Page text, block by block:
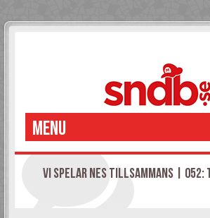
MENU
VI SPELAR NES TILLSAMMANS | 052: